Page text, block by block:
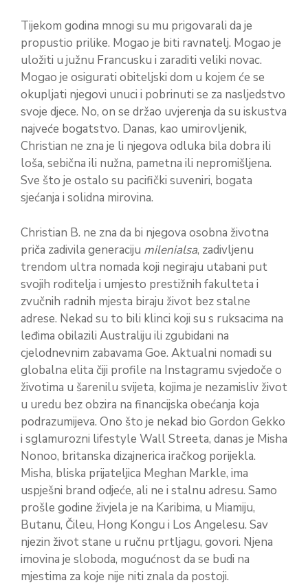
Tijekom godina mnogi su mu prigovarali da je
propustio prilike. Mogao je biti ravnatelj. Mogao je
uložiti u južnu Francusku i zaraditi veliki novac.
Mogao je osigurati obiteljski dom u kojem će se
okupljati njegovi unuci i pobrinuti se za nasljedstvo
svoje djece. No, on se držao uvjerenja da su iskustva
najveće bogatstvo. Danas, kao umirovljenik,
Christian ne zna je li njegova odluka bila dobra ili
loša, sebična ili nužna, pametna ili nepromišljena.
Sve što je ostalo su pacifički suveniri, bogata
sjećanja i solidna mirovina.
Christian B. ne zna da bi njegova osobna životna
priča zadivila generaciju milenialsa, zadivljenu
trendom ultra nomada koji negiraju utabani put
svojih roditelja i umjesto prestižnih fakulteta i
zvučnih radnih mjesta biraju život bez stalne
adrese. Nekad su to bili klinci koji su s ruksacima na
leđima obilazili Australiju ili zgubidani na
cjelodnevnim zabavama Goe. Aktualni nomadi su
globalna elita čiji profile na Instagramu svjedoče o
životima u šarenilu svijeta, kojima je nezamisliv život
u uredu bez obzira na financijska obećanja koja
podrazumijeva. Ono što je nekad bio Gordon Gekko
i sglamurozni lifestyle Wall Streeta, danas je Misha
Nonoo, britanska dizajnerica iračkog porijekla.
Misha, bliska prijateljica Meghan Markle, ima
uspješni brand odjeće, ali ne i stalnu adresu. Samo
prošle godine živjela je na Karibima, u Miamiju,
Butanu, Čileu, Hong Kongu i Los Angelesu. Sav
njezin život stane u ručnu prtljagu, govori. Njena
imovina je sloboda, mogućnost da se budi na
mjestima za koje nije niti znala da postoji.